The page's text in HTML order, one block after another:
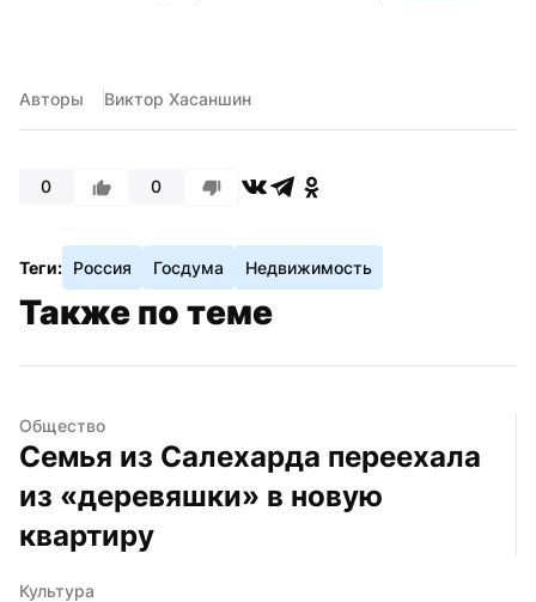
Авторы Виктор Хасаншин
0 0
Теги: Россия Госдума Недвижимость
Также по теме
Общество
Семья из Салехарда переехала
из «деревяшки» в новую
квартиру
Культура